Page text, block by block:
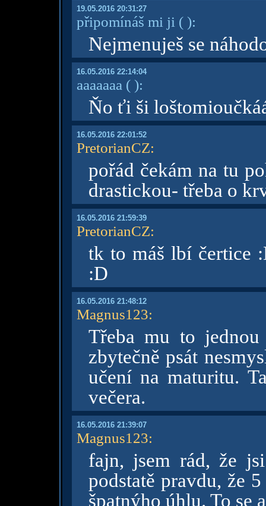
19.05.2016 20:31:27
připomínáš mi ji ( ):
Nejmenuješ se
16.05.2016 22:14:04
aaaaaaa ( ):
Ňo ťi ši
16.05.2016 22:01:52
PretorianCZ:
pořád čekám na tu
drastickou- třeba o
16.05.2016 21:59:39
PretorianCZ:
tk to máš lbí čertice
:D
16.05.2016 21:48:12
Magnus123:
Třeba mu to
zbytečně psát
učení na maturitu.
večera.
16.05.2016 21:39:07
Magnus123:
fajn, jsem rád, že
podstatě pravdu, že
špatnýho úhlu. To se